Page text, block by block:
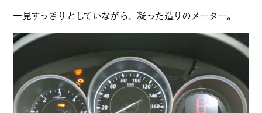
一見すっきりとしていながら、凝った造りのメーター。